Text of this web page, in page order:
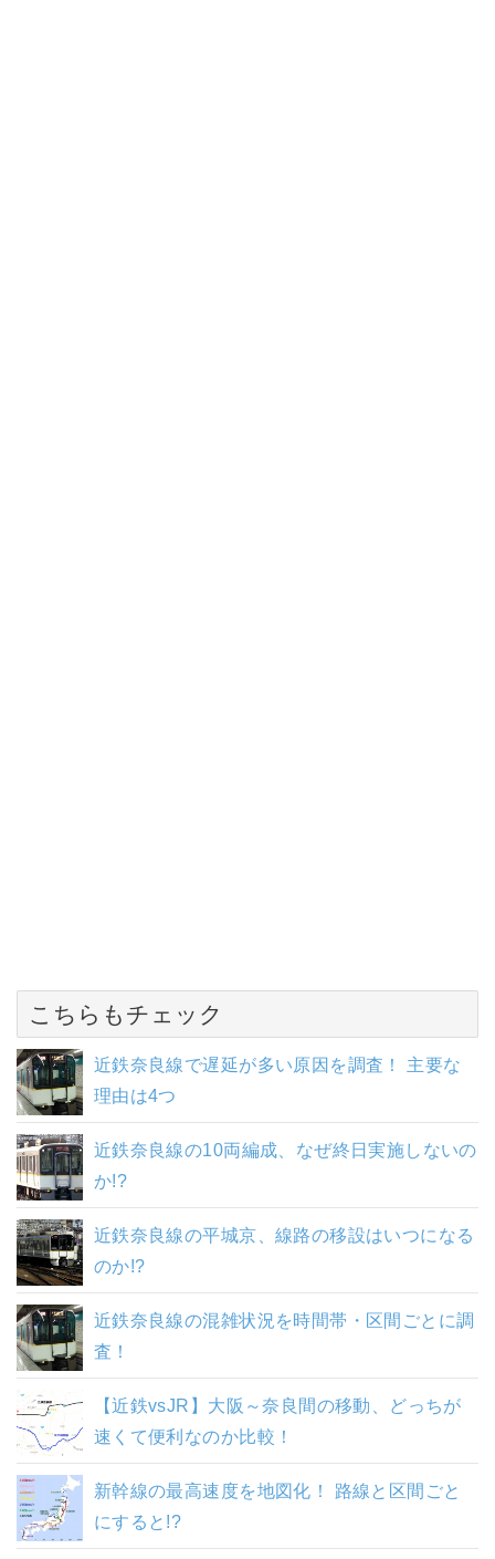
こちらもチェック
近鉄奈良線で遅延が多い原因を調査！ 主要な
理由は4つ
近鉄奈良線の10両編成、なぜ終日実施しないの
か!?
近鉄奈良線の平城京、線路の移設はいつになる
のか!?
近鉄奈良線の混雑状況を時間帯・区間ごとに調
査！
【近鉄vsJR】大阪～奈良間の移動、どっちが
速くて便利なのか比較！
新幹線の最高速度を地図化！ 路線と区間ごと
にすると!?